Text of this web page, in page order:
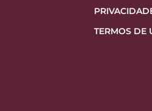
TERMOS DE